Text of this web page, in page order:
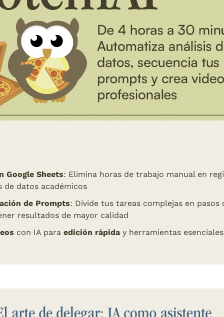
Google Sheets: Elimina horas de trabajo manual en
de datos académicos
de Prompts: Divide tus tareas complejas en pasos
resultados de mayor calidad
con IA para edición rápida y herramientas esenciales